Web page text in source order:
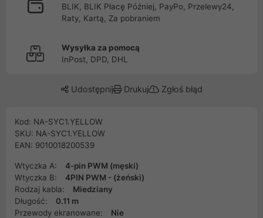
BLIK, BLIK Płacę Później, PayPo, Przelewy24,
Raty, Kartą, Za pobraniem
Wysyłka za pomocą
InPost, DPD, DHL
Udostępnij Drukuj Zgłoś błąd
Kod: NA-SYC1.YELLOW
SKU: NA-SYC1.YELLOW
EAN: 9010018200539
Wtyczka A:
4-pin PWM (męski)
Wtyczka B:
4PIN PWM - (żeński)
Rodzaj kabla:
Miedziany
Długość:
0.11 m
Przewody ekranowane:
Nie